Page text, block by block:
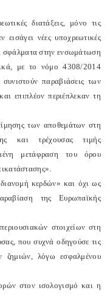
διατάξεις, μόνο τις
εισάγει νέες υποχρεωτικές
σφάλματα στην ενσωμάτωση
με το νόμο 4308/2014
παραβιάσεις των
επιπλέον περιέπλεκαν τη
των αποθεμάτων στη
και τρέχουσας τιμής
μετάφραση του όρου
κερδών» και όχι ως
της Ευρωπαϊκής
στοιχείων στη
που συχνά οδηγούσε τις
ζημιών, λόγω εσφαλμένου
στον ισολογισμό και η